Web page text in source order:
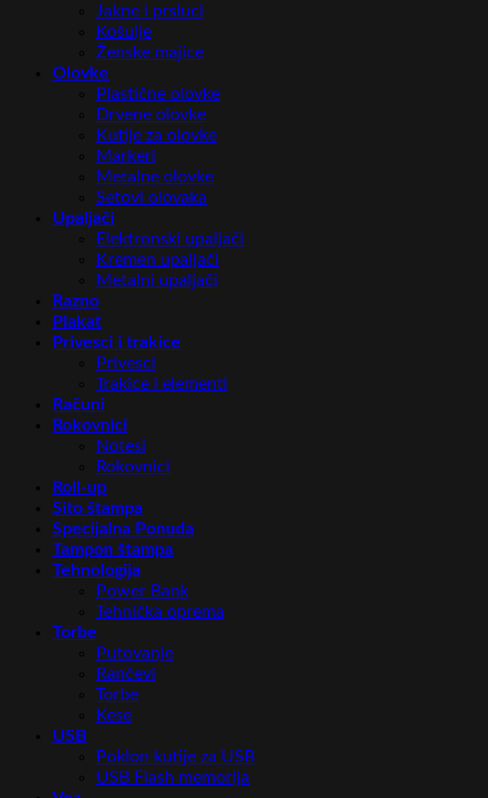
Jakne i prsluci
Košulje
Ženske majice
Olovke
Plastične olovke
Drvene olovke
Kutije za olovke
Markeri
Metalne olovke
Setovi olovaka
Upaljači
Elektronski upaljači
Kremen upaljači
Metalni upaljači
Razno
Plakat
Privesci i trakice
Privesci
Trakice i elementi
Računi
Rokovnici
Notesi
Rokovnici
Roll-up
Sito štampa
Specijalna Ponuda
Tampon štampa
Tehnologija
Power Bank
Tehnička oprema
Torbe
Putovanje
Rančevi
Torbe
Kese
USB
Poklon kutije za USB
USB Flash memorija